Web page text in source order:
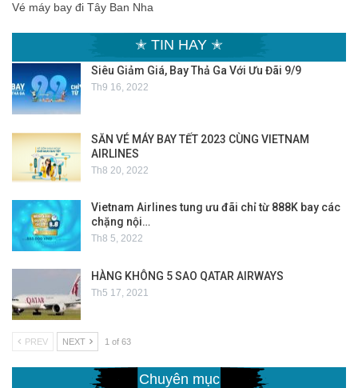
Vé máy bay đi Tây Ban Nha
✭ TIN HAY ✭
Siêu Giảm Giá, Bay Thả Ga Với Ưu Đãi 9/9
Th9 16, 2022
SĂN VÉ MÁY BAY TẾT 2023 CÙNG VIETNAM
AIRLINES
Th8 20, 2022
Vietnam Airlines tung ưu đãi chỉ từ 888K bay các
chặng nội…
Th8 5, 2022
HÀNG KHÔNG 5 SAO QATAR AIRWAYS
Th5 17, 2021
PREV NEXT 1 of 63
Chuyên mục